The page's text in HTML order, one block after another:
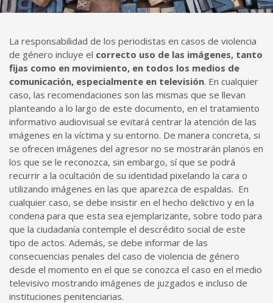
La responsabilidad de los periodistas en casos de violencia
de género incluye el correcto uso de las imágenes, tanto
fijas como en movimiento, en todos los medios de
comunicación, especialmente en televisión. En cualquier
caso, las recomendaciones son las mismas que se llevan
planteando a lo largo de este documento, en el tratamiento
informativo audiovisual se evitará centrar la atención de las
imágenes en la víctima y su entorno. De manera concreta, si
se ofrecen imágenes del agresor no se mostrarán planos en
los que se le reconozca, sin embargo, sí que se podrá
recurrir a la ocultación de su identidad pixelando la cara o
utilizando imágenes en las que aparezca de espaldas. En
cualquier caso, se debe insistir en el hecho delictivo y en la
condena para que esta sea ejemplarizante, sobre todo para
que la ciudadanía contemple el descrédito social de este
tipo de actos. Además, se debe informar de las
consecuencias penales del caso de violencia de género
desde el momento en el que se conozca el caso en el medio
televisivo mostrando imágenes de juzgados e incluso de
instituciones penitenciarias.